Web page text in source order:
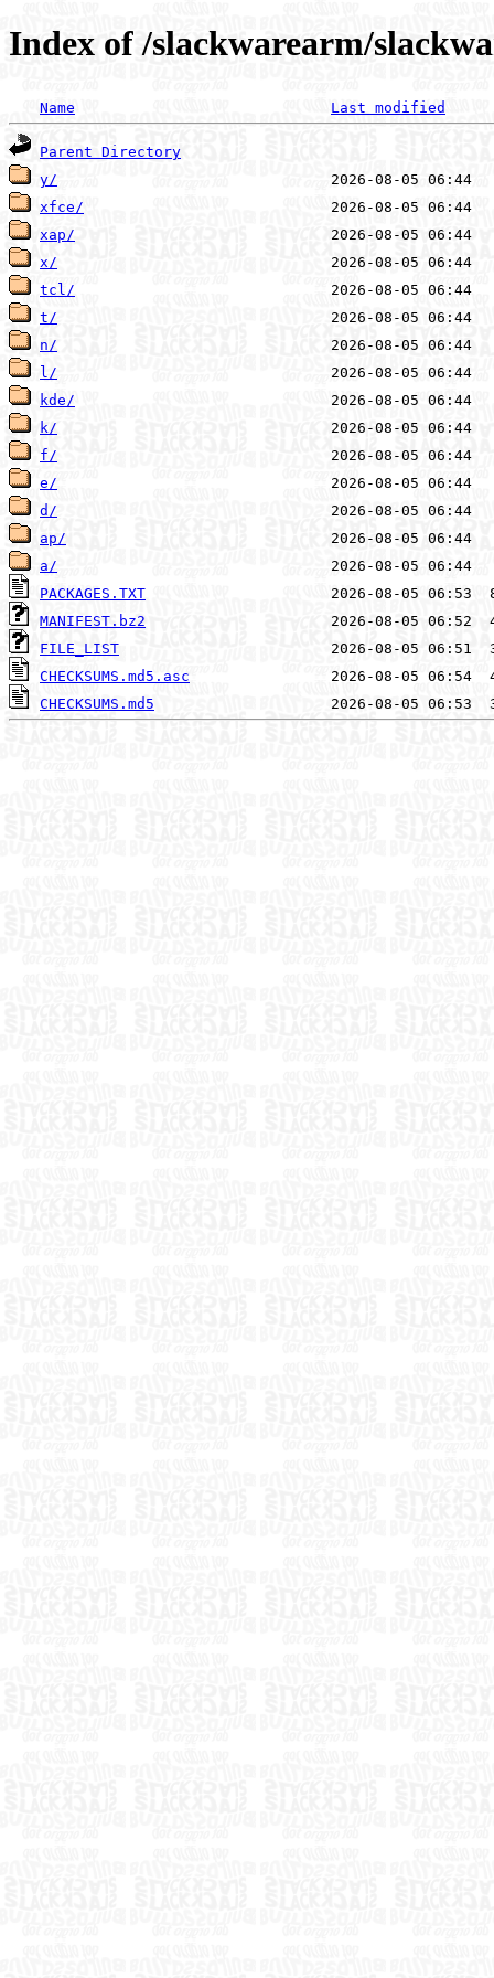
Index of /slackwarearm/
Name Last modified
Parent Directory
y/
xfce/
xap/
x/
tcl/
t/
n/
l/
kde/
k/
f/
e/
d/
ap/
a/
PACKAGES.TXT
MANIFEST.bz2
FILE_LIST
CHECKSUMS.md5.asc
CHECKSUMS.md5